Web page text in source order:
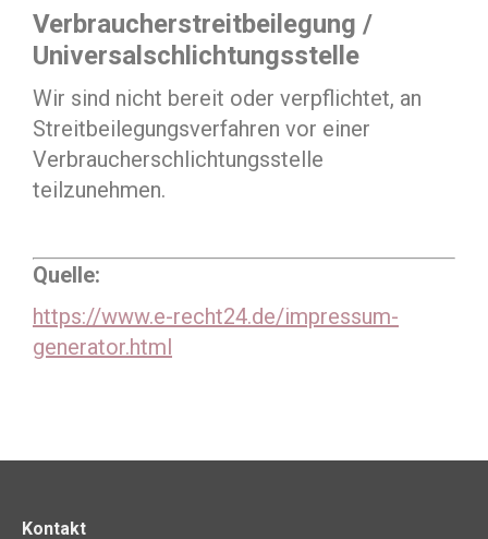
Verbraucherstreitbeilegung /
Universalschlichtungsstelle
Wir sind nicht bereit oder verpflichtet, an
Streitbeilegungsverfahren vor einer
Verbraucherschlichtungsstelle
teilzunehmen.
Quelle:
https://www.e-recht24.de/impressum-
generator.html
Kontakt